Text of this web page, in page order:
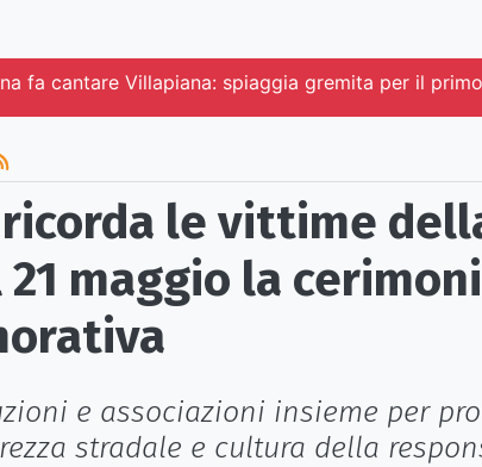
fa cantare Villapiana: spiaggia gremita per il
ricorda le vittime
maggio la
e associazioni insieme per
stradale e cultura della